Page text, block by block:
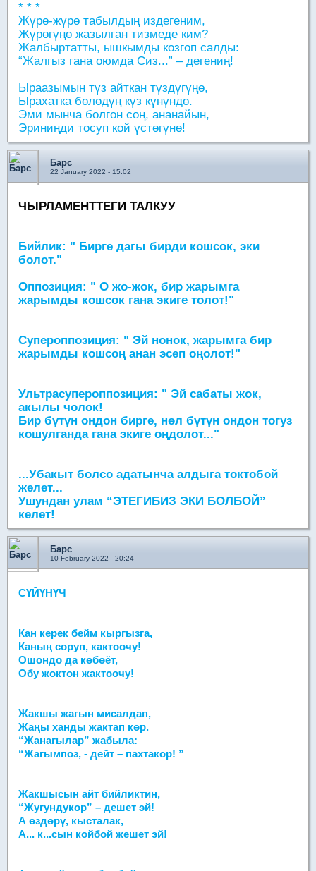
* * *
Жүрө-жүрө табылдың издегеним,
Жүрөгүңө жазылган тизмеде ким?
Жалбыртатты, ышкымды козгоп салды:
“Жалгыз гана оюмда Сиз...” – дегениң!
Ыраазымын түз айткан түздүгүңө,
Ырахатка бөлөдүң күз күнүндө.
Эми мынча болгон соң, ананайын,
Эриниңди тосуп кой үстөгүнө!
Барс
22 January 2022 - 15:02
ЧЫРЛАМЕНТТЕГИ ТАЛКУУ
Бийлик: " Бирге дагы бирди кошсок, эки
болот."
Оппозиция: " О жо-жок, бир жарымга
жарымды кошсок гана экиге толот!"
Супероппозиция: " Эй нонок, жарымга бир
жарымды кошсоң анан эсеп оңолот!"
Ультрасупероппозиция: " Эй сабаты жок,
акылы чолок!
Бир бүтүн ондон бирге, нөл бүтүн ондон тогуз
кошулганда гана экиге оңдолот..."
...Убакыт болсо адатынча алдыга токтобой
желет...
Ушундан улам “ЭТЕГИБИЗ ЭКИ БОЛБОЙ”
келет!
Барс
10 February 2022 - 20:24
СҮЙҮНҮЧ
Кан керек бейм кыргызга,
Каның соруп, кактоочу!
Ошондо да көбөёт,
Обу жоктон жактоочу!
Жакшы жагын мисалдап,
Жаңы ханды жактап көр.
“Жанагылар” жабыла:
“Жагымпоз, - дейт – пахтакор! ”
Жакшысын айт бийликтин,
“Жугундукор” – дешет эй!
А өздөрү, кысталак,
А... к...сын койбой жешет эй!